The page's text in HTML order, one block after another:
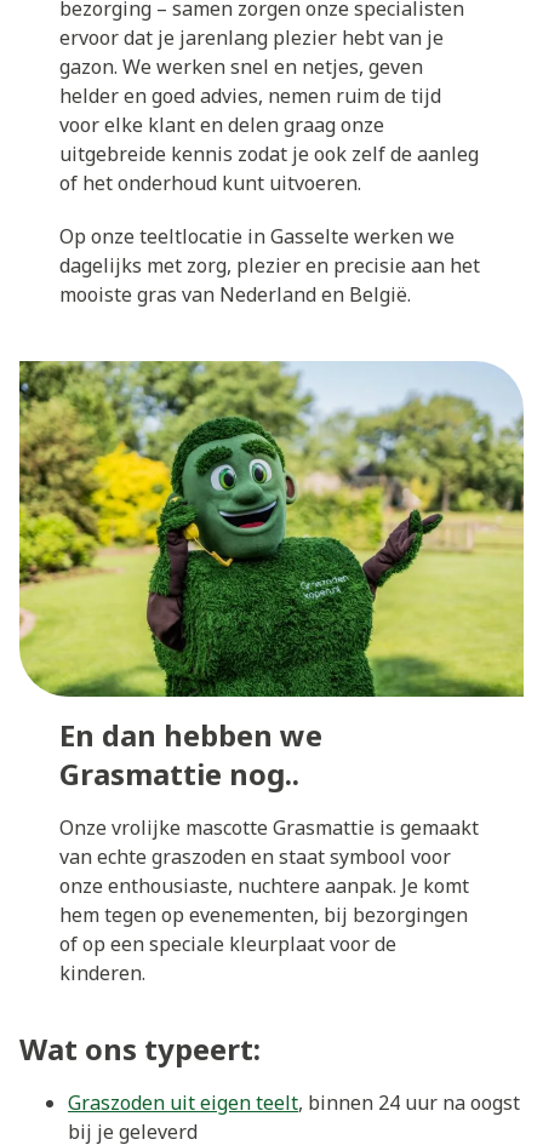
bezorging – samen zorgen onze specialisten
ervoor dat je jarenlang plezier hebt van je
gazon. We werken snel en netjes, geven
helder en goed advies, nemen ruim de tijd
voor elke klant en delen graag onze
uitgebreide kennis zodat je ook zelf de aanleg
of het onderhoud kunt uitvoeren.
Op onze teeltlocatie in Gasselte werken we
dagelijks met zorg, plezier en precisie aan het
mooiste gras van Nederland en België.
En dan hebben we
Grasmattie nog..
Onze vrolijke mascotte Grasmattie is gemaakt
van echte graszoden en staat symbool voor
onze enthousiaste, nuchtere aanpak. Je komt
hem tegen op evenementen, bij bezorgingen
of op een speciale kleurplaat voor de
kinderen.
Wat ons typeert:
Graszoden uit eigen teelt, binnen 24 uur na oogst
bij je geleverd